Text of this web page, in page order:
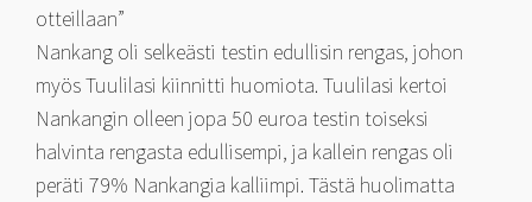
otteillaan”
Nankang oli selkeästi testin edullisin rengas, johon
myös Tuulilasi kiinnitti huomiota. Tuulilasi kertoi
Nankangin olleen jopa 50 euroa testin toiseksi
halvinta rengasta edullisempi, ja kallein rengas oli
peräti 79% Nankangia kalliimpi. Tästä huolimatta